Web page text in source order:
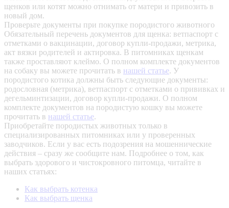
щенков или котят можно отнимать от матери и привозить в
новый дом.
Проверьте документы при покупке породистого животного
Обязательный перечень документов для щенка: ветпаспорт с
отметками о вакцинации, договор купли-продажи, метрика,
акт вязки родителей и актировка. В питомниках щенкам
также проставляют клеймо. О полном комплекте документов
на собаку вы можете прочитать в нашей статье. У
породистого котика должны быть следующие документы:
родословная (метрика), ветпаспорт с отметками о прививках и
дегельминтизации, договор купли-продажи. О полном
комплекте документов на породистую кошку вы можете
прочитать в нашей статье.
Приобретайте породистых животных только в
специализированных питомниках или у проверенных
заводчиков. Если у вас есть подозрения на мошеннические
действия – сразу же сообщите нам. Подробнее о том, как
выбрать здорового и чистокровного питомца, читайте в
наших статьях:
Как выбрать котенка
Как выбрать щенка